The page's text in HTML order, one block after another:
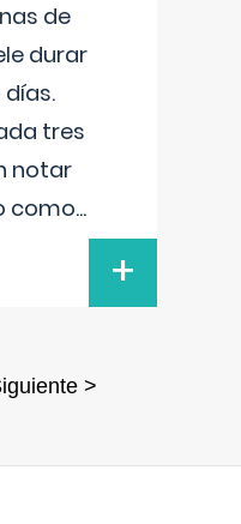
de
durar
tres
notar
como...
+
>